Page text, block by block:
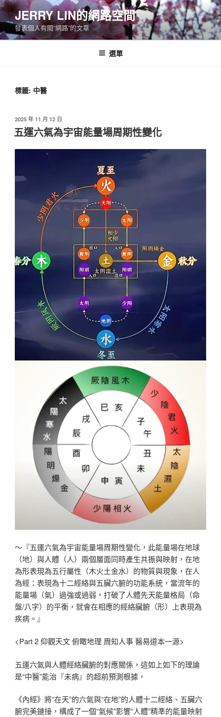
跳
至
主
要
JERRY LIN的網路空間
發表個人有關“網路”的文章
選單
標籤: 中醫
發
佈
於
2025 年 11 月 12 日
五運六氣為宇宙能量場周期性變化
～『五運六氣為宇宙能量場周期性變化，此能量場在地球
（地）與人體（人）兩個層面同時產生共振與映射，在地
為形表現為五行屬性（木火土金水）的物質與現象，在人
為經：表現為十二經絡與五臟六腑的功能系統，當流年的
能量場（氣）過強或過弱，打破了人體先天能量格局（命
盤/八字）的平衡，就會在相應的經絡臟腑（形）上表現為
疾病。』
<Part 2 仰觀天文 俯瞰地理 周知人事 醫易道本一源>
五運六氣與人體經絡臟腑的對應關係，這如上如下的理論
是“中醫”能治『未病』的超前預測根據，
《內經》將“在天”的六氣與“在地”的人體十二經絡、五臟六
腑完美鏈接，構成了一個“氣候”影響“人體”精準的能量映射